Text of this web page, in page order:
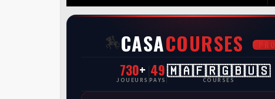
🏇CASACOURSES PRO
730+
JOUEURS
49
PAYS
🇲🇦🇫🇷🇬🇧🇺🇸
COURSES